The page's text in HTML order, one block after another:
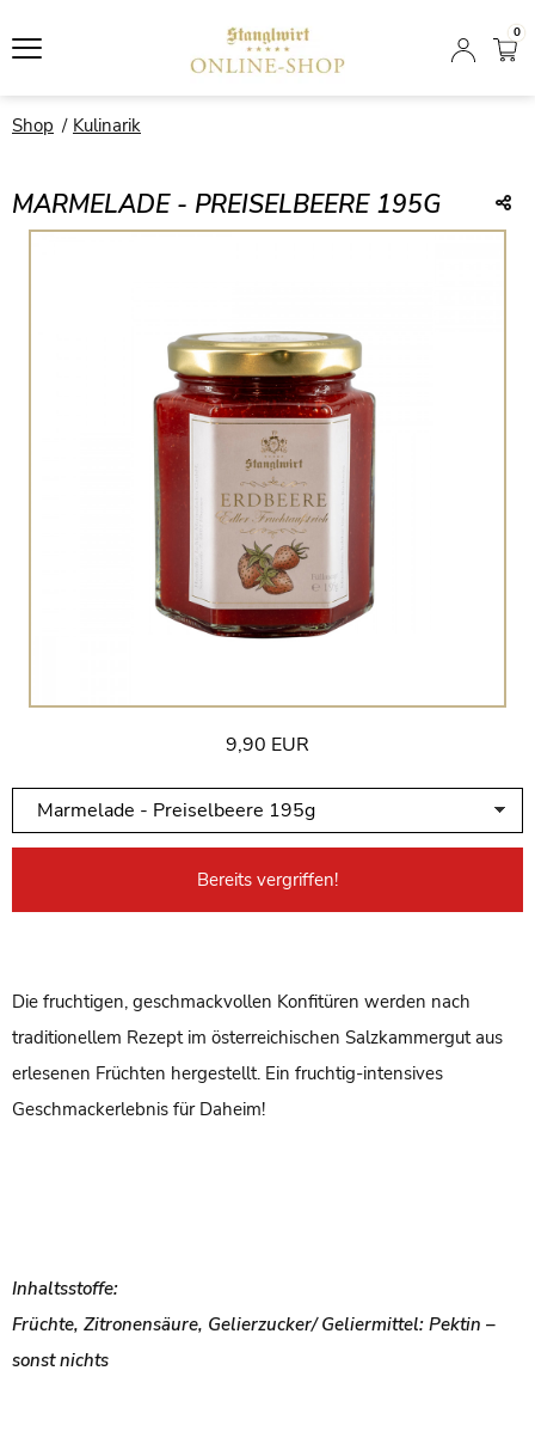
0
Shop Kulinarik
MARMELADE - PREISELBEERE 195G
9,90 EUR
Die fruchtigen, geschmackvollen Konfitüren werden nach
traditionellem Rezept im österreichischen Salzkammergut aus
erlesenen Früchten hergestellt. Ein fruchtig-intensives
Geschmackerlebnis für Daheim!
Inhaltsstoffe:
Früchte, Zitronensäure, Gelierzucker/ Geliermittel: Pektin –
sonst nichts
Bereits vergriffen!